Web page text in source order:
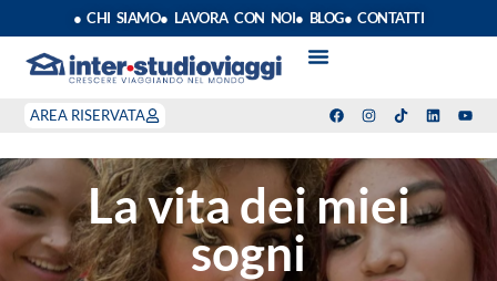
● CHI SIAMO● LAVORA CON NOI● BLOG● CONTATTI
AREA RISERVATA
La vita dei miei
sogni